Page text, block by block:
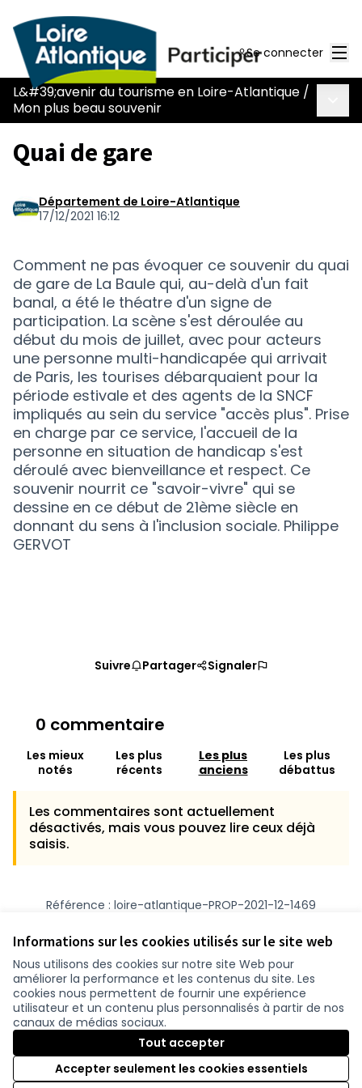
Informations sur les cookies utilisés sur le site web
Nous utilisons des cookies sur notre site Web pour
améliorer la performance et les contenus du site. Les
cookies nous permettent de fournir une expérience
utilisateur et un contenu plus personnalisés à partir de nos
canaux de médias sociaux.
Tout accepter
Accepter seulement les cookies essentiels
Se connecter
L&#39;avenir du tourisme en Loire-Atlantique /
Mon plus beau souvenir
Quai de gare
Département de Loire-Atlantique
17/12/2021 16:12
Comment ne pas évoquer ce souvenir du quai
de gare de La Baule qui, au-delà d'un fait
banal, a été le théatre d'un signe de
participation. La scène s'est déroulée au
début du mois de juillet, avec pour acteurs
une personne multi-handicapée qui arrivait
de Paris, les tourises débarquaient pour la
période estivale et des agents de la SNCF
impliqués au sein du service "accès plus". Prise
en charge par ce service, l'accueil de la
personne en situation de handicap s'est
déroulé avec bienveillance et respect. Ce
souvenir nourrit ce "savoir-vivre" qui se
dessine en ce début de 21ème siècle en
donnant du sens à l'inclusion sociale. Philippe
GERVOT
Suivre Partager Signaler
0 commentaire
Les mieux
notés
Les plus
récents
Les plus
anciens
Les plus
débattus
Les commentaires sont actuellement
désactivés, mais vous pouvez lire ceux déjà
saisis.
Référence : loire-atlantique-PROP-2021-12-1469
Vérifiez l'empreinte numérique
Conditions d'utilisation
Paramètres des cookies
participer.loire-atlantique.fr sur Facebook
(Nouvelle fenêtre)
participer.loire-atlantique.fr sur Instagram
(Nouvelle fenêtre)
participer.loire-atlantique.fr sur YouTube
(Nouvelle fenêtre)